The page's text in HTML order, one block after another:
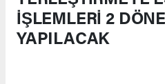
İŞLEMLERİ 2
YAPILACAK